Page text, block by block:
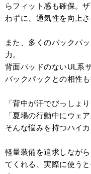
らフィット感も確保。
わずに、通気性を向上さ
また、多くのバックパ
力。
背面パッドのないUL系
バックパックとの相性も
「背中が汗でびっしょり
「夏場の行動中にウェ
そんな悩みを持つハイ
軽量装備を追求しなが
てくれる、実際に使う